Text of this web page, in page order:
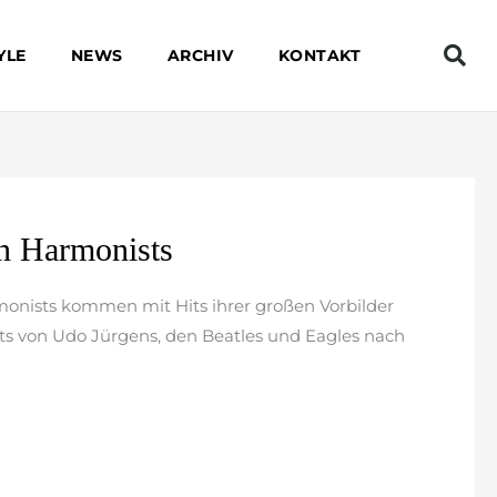
NEWS ARCHIV KONTAKT
Harmonists
kommen mit Hits ihrer großen Vorbilder
von Udo Jürgens, den Beatles und Eagles nach